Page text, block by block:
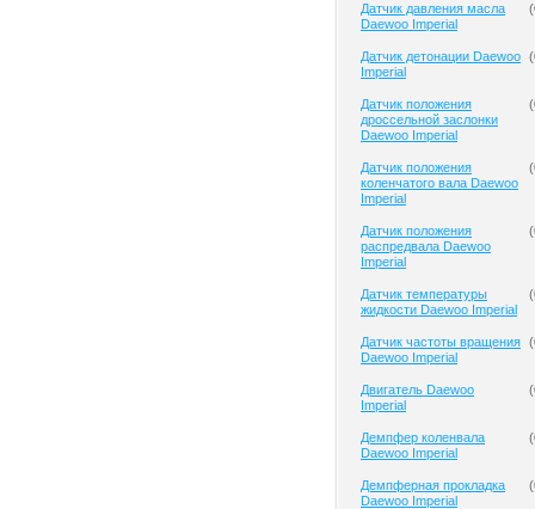
Датчик давления масла
Daewoo Imperial
(
Датчик детонации Daewoo
Imperial
(
Датчик положения
дроссельной заслонки
Daewoo Imperial
(
Датчик положения
коленчатого вала Daewoo
Imperial
(
Датчик положения
распредвала Daewoo
Imperial
(
Датчик температуры
жидкости Daewoo Imperial
(
Датчик частоты вращения
Daewoo Imperial
(
Двигатель Daewoo
Imperial
(
Демпфер коленвала
Daewoo Imperial
(
Демпферная прокладка
Daewoo Imperial
(